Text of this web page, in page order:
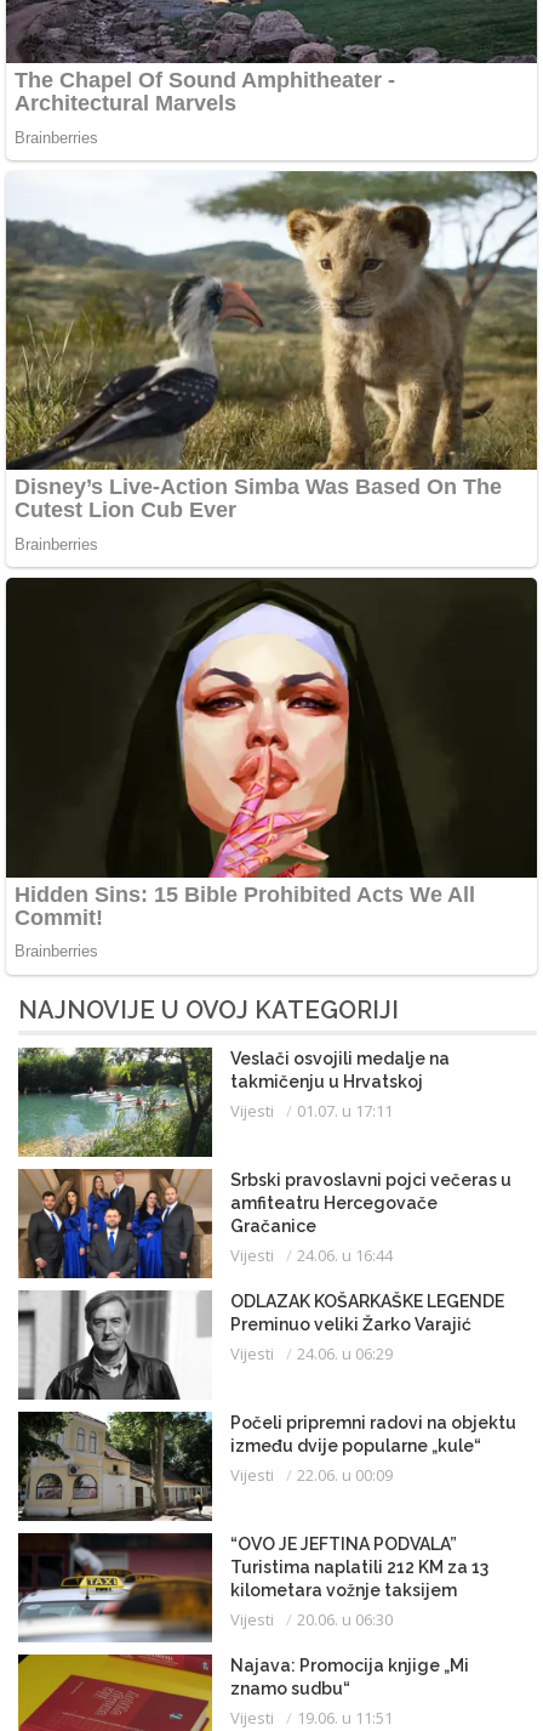
NAJNOVIJE U OVOJ KATEGORIJI
Veslači osvojili medalje na
takmičenju u Hrvatskoj
Vijesti 01.07. u 17:11
Srbski pravoslavni pojci večeras u
amfiteatru Hercegovače
Gračanice
Vijesti 24.06. u 16:44
ODLAZAK KOŠARKAŠKE LEGENDE
Preminuo veliki Žarko Varajić
Vijesti 24.06. u 06:29
Počeli pripremni radovi na objektu
između dvije popularne „kule“
Vijesti 22.06. u 00:09
“OVO JE JEFTINA PODVALA”
Turistima naplatili 212 KM za 13
kilometara vožnje taksijem
Vijesti 20.06. u 06:30
Najava: Promocija knjige „Mi
znamo sudbu“
Vijesti 19.06. u 11:51